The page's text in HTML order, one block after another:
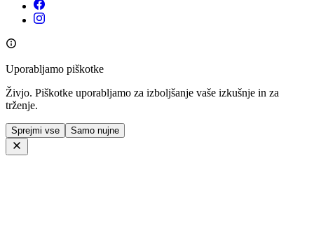
Uporabljamo piškotke
Živjo. Piškotke uporabljamo za izboljšanje vaše izkušnje in za
trženje.
Sprejmi vse Samo nujne